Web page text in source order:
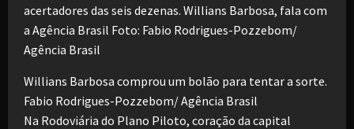
Willians Barbosa comprou um bolão para tentar a sorte.
Fabio Rodrigues-Pozzebom/ Agência Brasil
Na Rodoviária do Plano Piloto, coração da capital